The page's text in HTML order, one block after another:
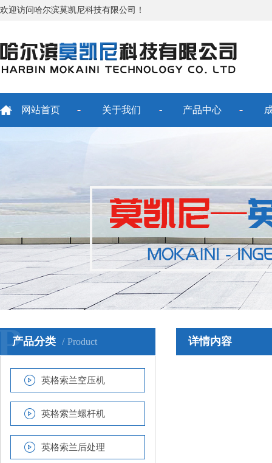
欢迎访问哈尔滨莫凯尼科技有限公司！
网站首页 关于我们 产品中心
产品分类 Product
英格索兰空压机
英格索兰螺杆机
英格索兰后处理
详情内容